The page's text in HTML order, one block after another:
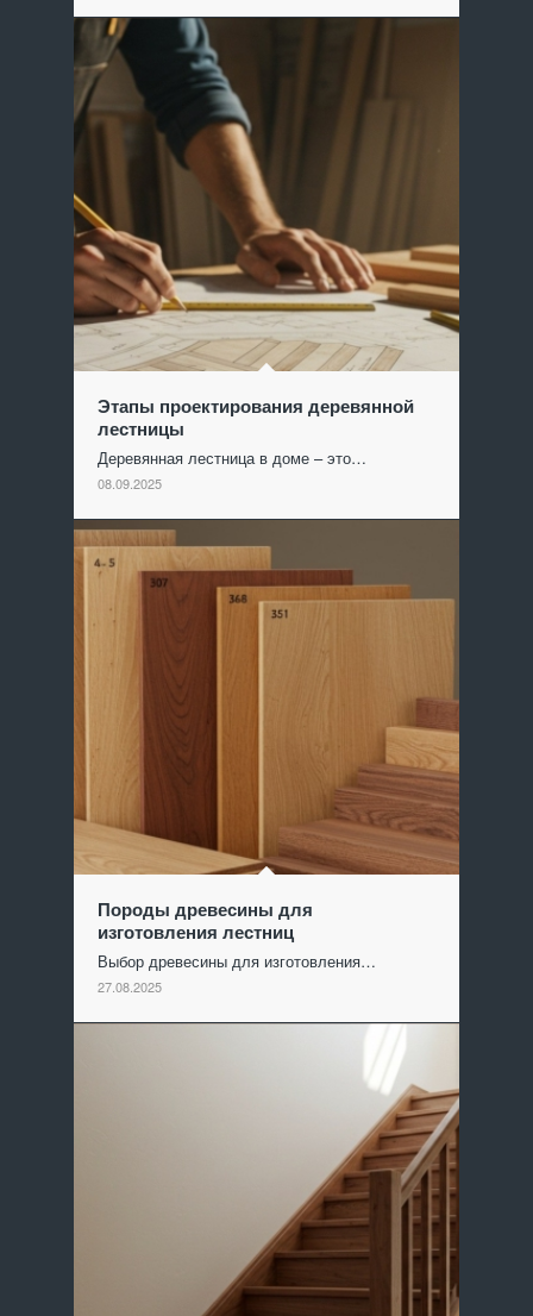
Этапы проектирования деревянной
лестницы
Деревянная лестница в доме – это…
08.09.2025
Породы древесины для
изготовления лестниц
Выбор древесины для изготовления…
27.08.2025